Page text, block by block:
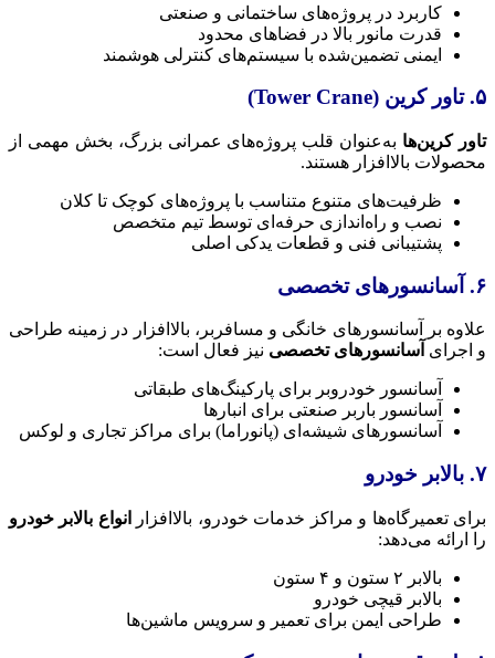
کاربرد در پروژه‌های ساختمانی و صنعتی
قدرت مانور بالا در فضاهای محدود
ایمنی تضمین‌شده با سیستم‌های کنترلی هوشمند
۵. تاور کرین (Tower Crane)
تاور کرین‌ها به‌عنوان قلب پروژه‌های عمرانی بزرگ، بخش مهمی از
محصولات بالاافزار هستند.
ظرفیت‌های متنوع متناسب با پروژه‌های کوچک تا کلان
نصب و راه‌اندازی حرفه‌ای توسط تیم متخصص
پشتیبانی فنی و قطعات یدکی اصلی
۶. آسانسورهای تخصصی
علاوه بر آسانسورهای خانگی و مسافربر، بالاافزار در زمینه طراحی
و اجرای آسانسورهای تخصصی نیز فعال است:
آسانسور خودروبر برای پارکینگ‌های طبقاتی
آسانسور باربر صنعتی برای انبارها
آسانسورهای شیشه‌ای (پانوراما) برای مراکز تجاری و لوکس
۷. بالابر خودرو
برای تعمیرگاه‌ها و مراکز خدمات خودرو، بالاافزار
انواع بالابر خودرو
را ارائه می‌دهد:
بالابر ۲ ستون و ۴ ستون
بالابر قیچی خودرو
طراحی ایمن برای تعمیر و سرویس ماشین‌ها